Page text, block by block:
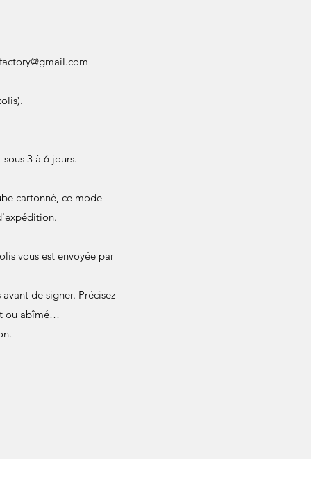
3 à 6 jours.
cartonné, ce mode
vous est envoyée par
de signer. Précisez
ou abîmé…